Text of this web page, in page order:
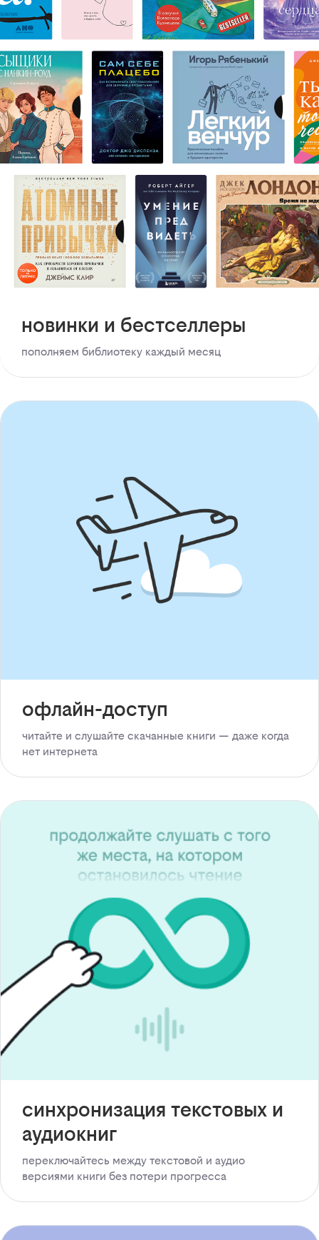
новинки и бестселлеры
пополняем библиотеку каждый месяц
офлайн-доступ
читайте и слушайте скачанные книги — даже когда
нет интернета
синхронизация текстовых и
аудиокниг
переключайтесь между текстовой и аудио
версиями книги без потери прогресса